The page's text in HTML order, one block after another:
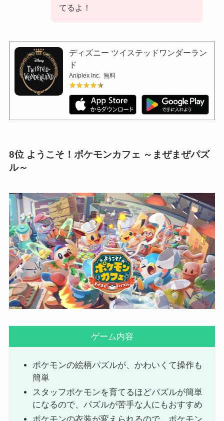
てるよ！
ディズニー ツイステッドワンダーラン
ド
Aniplex Inc. 無料
★★★★★
★★★★★
8位 ようこそ！ポケモンカフェ ～まぜまぜパズ
ル～
ゲーム内容
ポケモンの絵柄パズルが、かわいくて操作も
簡単
スタッフポケモンを育てるほどパズルが簡単
になるので、パズルが苦手な人にもおすすめ